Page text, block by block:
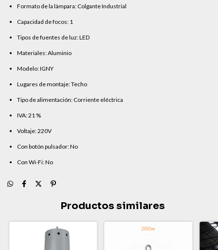
Formato de la lámpara: Colgante Industrial
Capacidad de focos: 1
Tipos de fuentes de luz: LED
Materiales: Aluminio
Modelo: IGNY
Lugares de montaje: Techo
Tipo de alimentación: Corriente eléctrica
IVA: 21 %
Voltaje: 220V
Con botón pulsador: No
Con Wi-Fi: No
Productos similares